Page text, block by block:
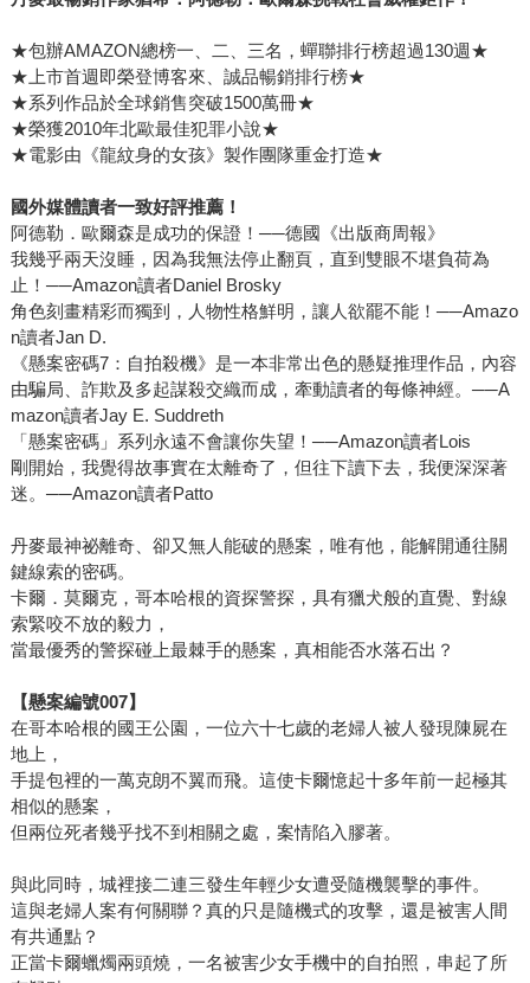
★包辦AMAZON總榜一、二、三名，蟬聯排行榜超過130週★
★上市首週即榮登博客來、誠品暢銷排行榜★
★系列作品於全球銷售突破1500萬冊★
★榮獲2010年北歐最佳犯罪小說★
★電影由《龍紋身的女孩》製作團隊重金打造★
國外媒體讀者一致好評推薦！
阿德勒．歐爾森是成功的保證！──德國《出版商周報》
我幾乎兩天沒睡，因為我無法停止翻頁，直到雙眼不堪負荷為
止！──Amazon讀者Daniel Brosky
角色刻畫精彩而獨到，人物性格鮮明，讓人欲罷不能！──Amazo
n讀者Jan D.
《懸案密碼7：自拍殺機》是一本非常出色的懸疑推理作品，內容
由騙局、詐欺及多起謀殺交織而成，牽動讀者的每條神經。──A
mazon讀者Jay E. Suddreth
「懸案密碼」系列永遠不會讓你失望！──Amazon讀者Lois
剛開始，我覺得故事實在太離奇了，但往下讀下去，我便深深著
迷。──Amazon讀者Patto
丹麥最神祕離奇、卻又無人能破的懸案，唯有他，能解開通往關
鍵線索的密碼。
卡爾．莫爾克，哥本哈根的資探警探，具有獵犬般的直覺、對線
索緊咬不放的毅力，
當最優秀的警探碰上最棘手的懸案，真相能否水落石出？
【懸案編號007】
在哥本哈根的國王公園，一位六十七歲的老婦人被人發現陳屍在
地上，
手提包裡的一萬克朗不翼而飛。這使卡爾憶起十多年前一起極其
相似的懸案，
但兩位死者幾乎找不到相關之處，案情陷入膠著。
與此同時，城裡接二連三發生年輕少女遭受隨機襲擊的事件。
這與老婦人案有何關聯？真的只是隨機式的攻擊，還是被害人間
有共通點？
正當卡爾蠟燭兩頭燒，一名被害少女手機中的自拍照，串起了所